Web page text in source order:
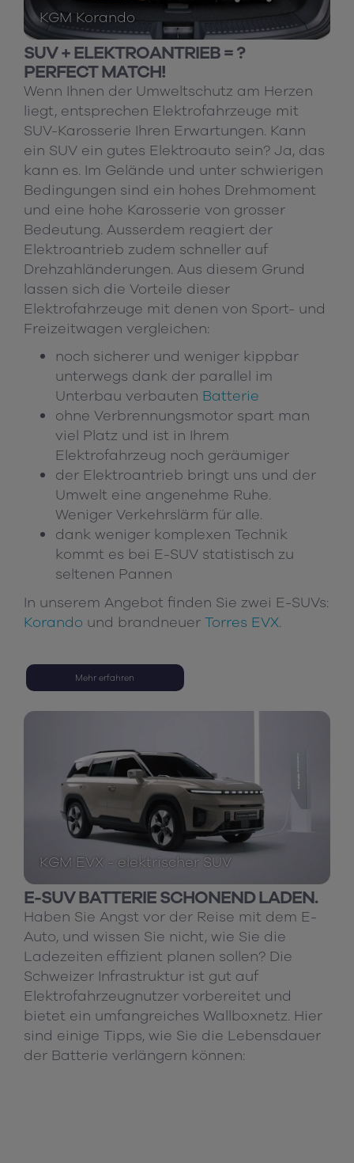
KGM Korando
SUV + ELEKTROANTRIEB = ?
PERFECT MATCH!
Wenn Ihnen der Umweltschutz am Herzen
liegt, entsprechen Elektrofahrzeuge mit
SUV-Karosserie Ihren Erwartungen. Kann
ein SUV ein gutes Elektroauto sein? Ja, das
kann es. Im Gelände und unter schwierigen
Bedingungen sind ein hohes Drehmoment
und eine hohe Karosserie von grosser
Bedeutung. Ausserdem reagiert der
Elektroantrieb zudem schneller auf
Drehzahländerungen. Aus diesem Grund
lassen sich die Vorteile dieser
Elektrofahrzeuge mit denen von Sport- und
Freizeitwagen vergleichen:
noch sicherer und weniger kippbar
unterwegs dank der parallel im
Unterbau verbauten Batterie
ohne Verbrennungsmotor spart man
viel Platz und ist in Ihrem
Elektrofahrzeug noch geräumiger
der Elektroantrieb bringt uns und der
Umwelt eine angenehme Ruhe.
Weniger Verkehrslärm für alle.
dank weniger komplexen Technik
kommt es bei E-SUV statistisch zu
seltenen Pannen
In unserem Angebot finden Sie zwei E-SUVs:
Korando und brandneuer Torres EVX.
Mehr erfahren
KGM EVX - elektrischer SUV
E-SUV BATTERIE SCHONEND LADEN.
Haben Sie Angst vor der Reise mit dem E-
Auto, und wissen Sie nicht, wie Sie die
Ladezeiten effizient planen sollen? Die
Schweizer Infrastruktur ist gut auf
Elektrofahrzeugnutzer vorbereitet und
bietet ein umfangreiches Wallboxnetz. Hier
sind einige Tipps, wie Sie die Lebensdauer
der Batterie verlängern können: